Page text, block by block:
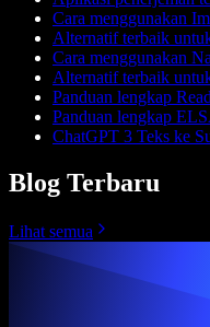
Cara menggunakan
Alternatif terbaik
Cara menggunakan
Alternatif terbaik
Panduan lengkap
Panduan lengkap
ChatGPT 3 Teks ke
Blog Terbaru
Lihat semua